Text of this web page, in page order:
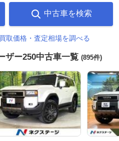
中古車を検索
取価格・査定相場を調べる
ザー250中古車一覧 (895件)